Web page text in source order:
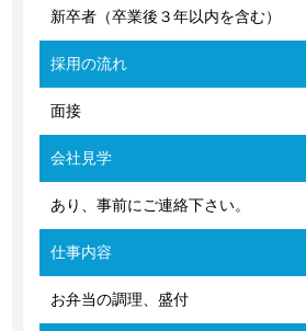
新卒者（卒業後３年以内を含む）
採用の流れ
面接
会社見学
あり、事前にご連絡下さい。
仕事内容
お弁当の調理、盛付